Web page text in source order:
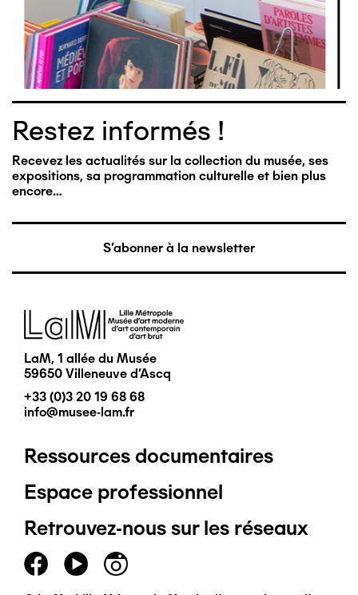
Restez informés !
Recevez les actualités sur la collection du musée, ses
expositions, sa programmation culturelle et bien plus
encore…
S'abonner à la newsletter
Image
LaM, 1 allée du Musée
59650 Villeneuve d'Ascq
+33 (0)3 20 19 68 68
info@musee-lam.fr
Pied
de
page
principal
Ressources documentaires
Espace professionnel
Retrouvez-nous sur les réseaux